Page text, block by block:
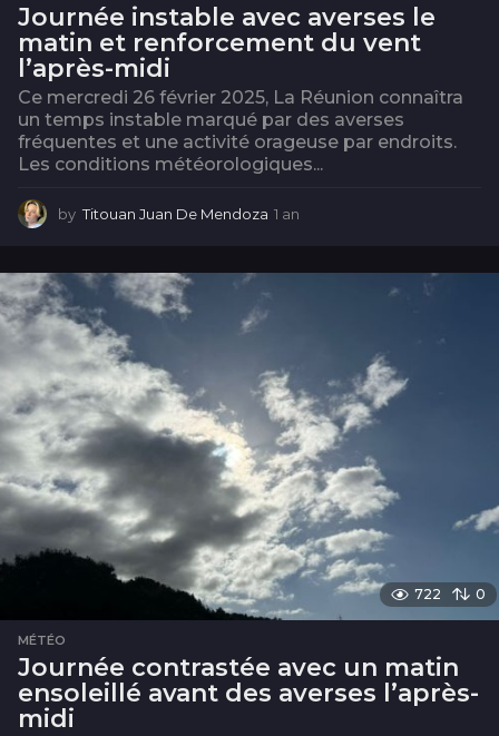
Journée instable avec averses le
matin et renforcement du vent
l’après-midi
Ce mercredi 26 février 2025, La Réunion connaîtra
un temps instable marqué par des averses
fréquentes et une activité orageuse par endroits.
Les conditions météorologiques...
by Titouan Juan De Mendoza 1 an
722 0
MÉTÉO
Journée contrastée avec un matin
ensoleillé avant des averses l’après-
midi